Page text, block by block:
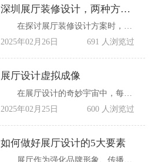
深圳展厅装修设计，两种方案各有千秋
2025年02月26日
691 人浏览过
展厅设计虚拟成像
2025年02月25日
600 人浏览过
如何做好展厅设计的5大要素